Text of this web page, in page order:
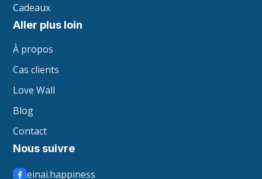
Cadeaux
Aller plus loin
À propos
Cas clients
Love Wall
Blog
Contact
Nous suivre
einai.happiness